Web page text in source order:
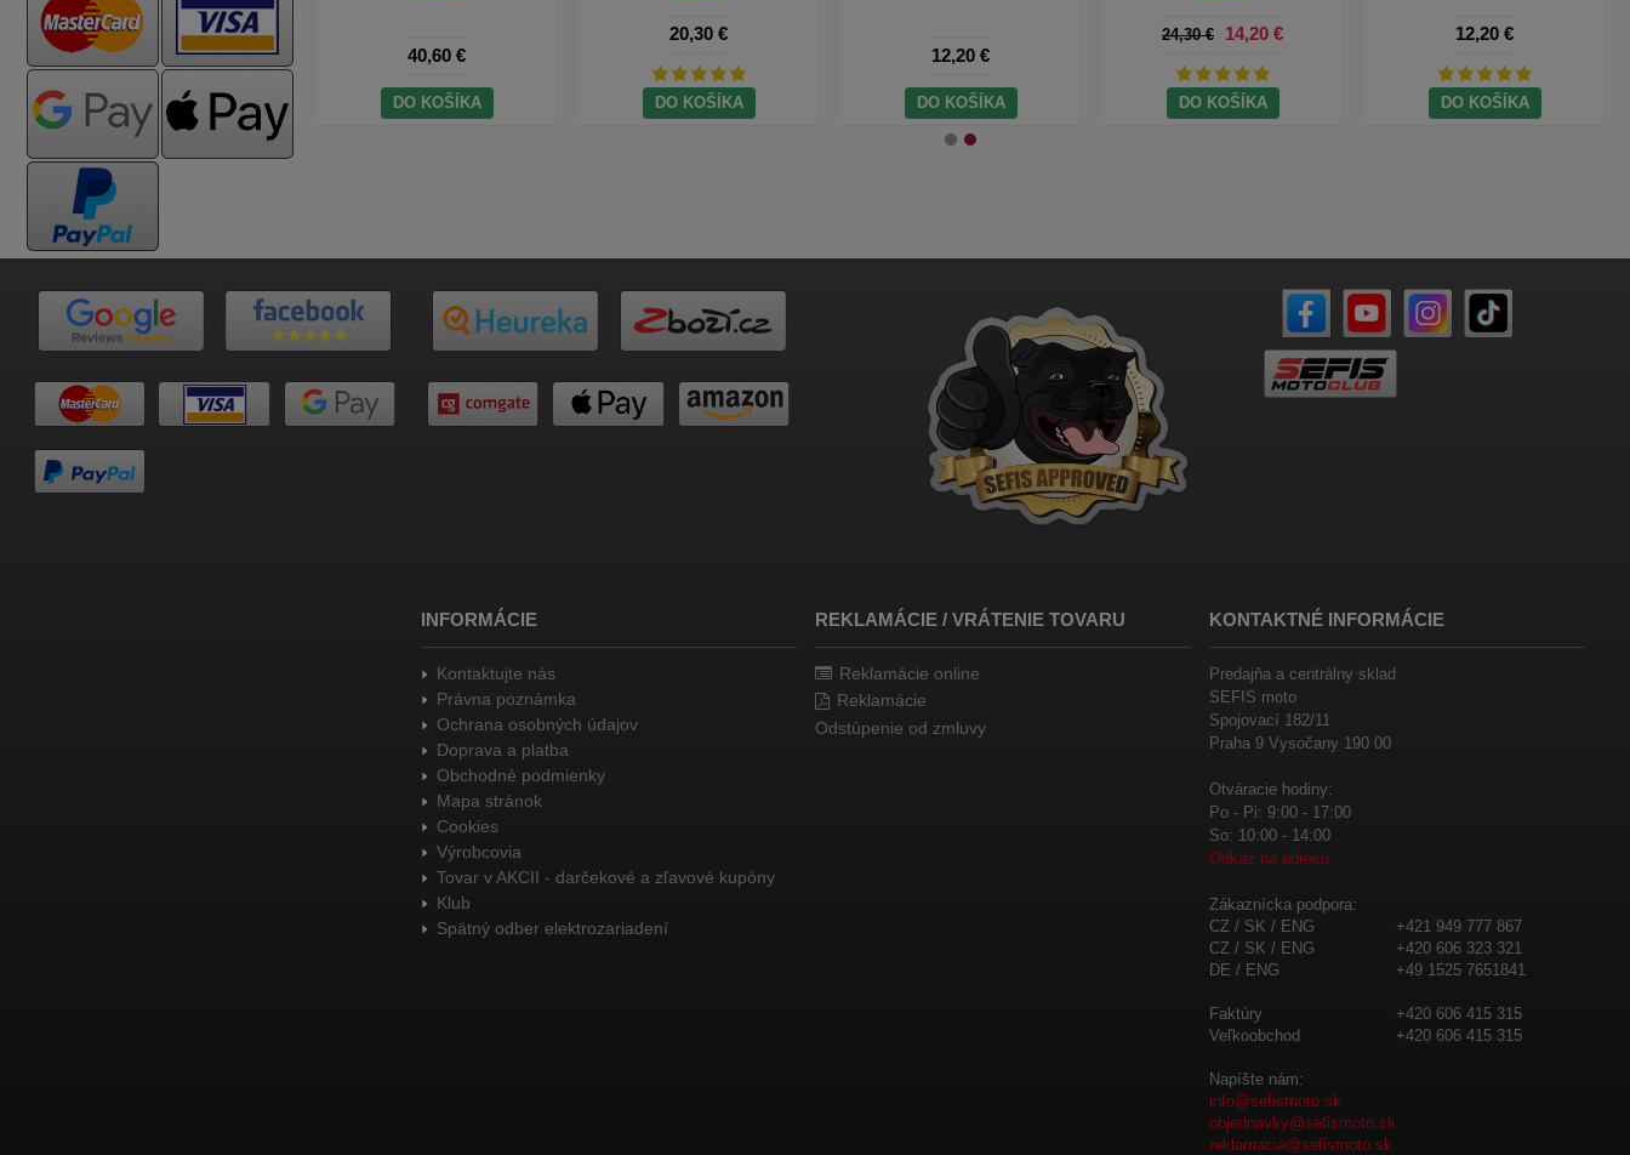
DO KOŠÍKA
24,40 €
DO KOŠÍKA
20,30 €
DO KOŠÍKA
8,10 €
DO KOŠÍKA
8,10 €
DO KOŠÍKA
INFORMÁCIE
Kontaktujte nás
Právna poznámka
Ochrana osobných údajov
Doprava a platba
Obchodné podmienky
Mapa stránok
Cookies
Výrobcovia
Tovar v AKCII - darčekové a zľavové kupóny
Klub
Spätný odber elektrozariadení
REKLAMÁCIE / VRÁTENIE TOVARU
Reklamácie online
Reklamácie
Odstúpenie od zmluvy
KONTAKTNÉ INFORMÁCIE
Predajňa a centrálny sklad
SEFIS moto
Spojovací 182/11
Praha 9 Vysočany 190 00
Otváracie hodiny:
Po - Pi: 9:00 - 17:00
So: 10:00 - 14:00
Odkaz na adresu
Zákaznícka podpora:
CZ / SK / ENG
+421 949 777 867
CZ / SK / ENG
+420 606 323 321
DE / ENG
+49 1525 7651841
Faktúry
+420 606 415 315
Veľkoobchod
+420 606 415 315
Napíšte nám:
info@sefismoto.sk
objednavky@sefismoto.sk
reklamacia@sefismoto.sk